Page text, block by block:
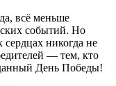
всё меньше
событий. Но
никогда не
— тем, кто
День Победы!